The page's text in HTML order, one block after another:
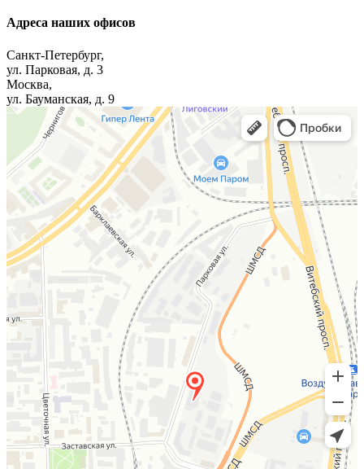
Адреса наших офисов
Санкт-Петербург,
ул. Парковая, д. 3
Москва,
ул. Бауманская, д. 9